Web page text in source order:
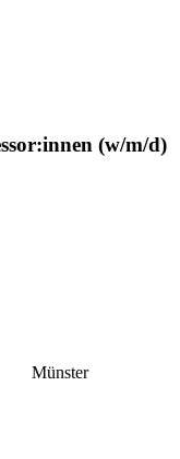
(w/m/d)
Münster